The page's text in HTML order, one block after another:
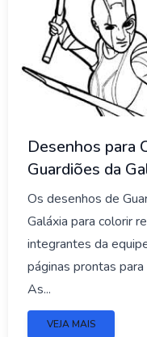
Desenhos para
Guardiões da
Os desenhos de
Galáxia para colorir
integrantes da
páginas prontas para
As...
VEJA MAIS